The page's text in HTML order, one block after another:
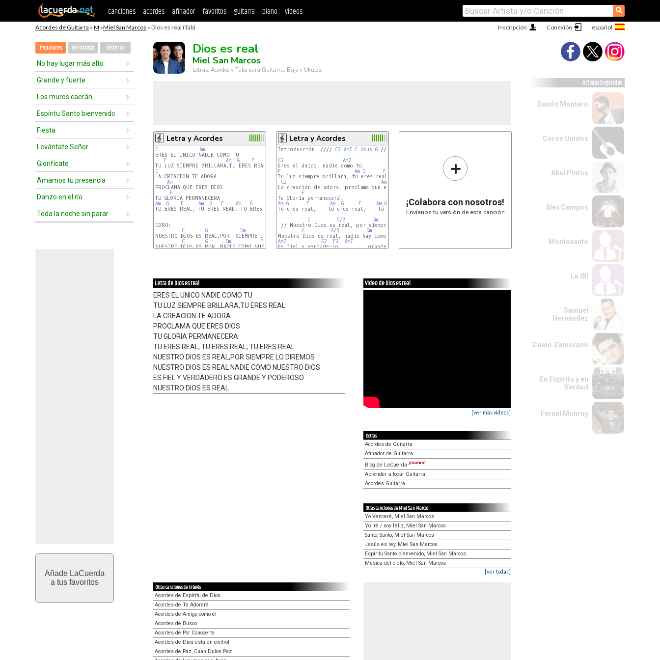
canciones acordes afinador favoritos guitarra piano videos ⚲
Acordes de Guitarra » M »Miel San Marcos » Dios es real (Tab) Conexión
Inscripción
Populares del Artista Historial
No hay lugar más alto
Grande y fuerte
Los muros caerán
Espíritu Santo bienvenido
Fiesta
Levántate Señor
Glorifícate
Amamos tu presencia
Danzo en el río
Toda la noche sin parar
Añade LaCuerda
a tus favoritos
Dios es real
Miel San Marcos
Letras, Acordes y Tabs para Guitarra, Bajo y Ukulele
Letra y Acordes
C
Am
ERES EL UNICO NADIE COMO TU
F
Am G
F
C
Am
PROCLAMA QUE ERES DIOS
F
Am
G F Am G F Am G
TU ERES REAL, TU ERES REAL, TU ERES REAL
CORO:
C
G Dm
NUESTRO DIOS ES REAL,POR  SIEMPRE LO DIREMOS
C
G Dm
F
Letra y Acordes
Introducción: //// C2 Am7 F Gsus G ////
C2
Am7
F
Am G
F
Tu luz siempre brillara, tú eres real
C2
Am7
La creación de adora, proclama que eres Dios
F
Am G F Am G F Am G
F
Tú eres real,    tú eres real,    tú eres real.
C
G/B Dm
// Nuestro Dios es real, por siempre lo diremos
C
G/B Dm
Am7
G2 F2 Am7
+
¡Colabora con nosotros!
Envíanos tu versión de esta canción
Letra de Dios es real
ERES EL UNICO NADIE COMO TU
TU LUZ SIEMPRE BRILLARA,TU ERES REAL
LA CREACION TE ADORA
PROCLAMA QUE ERES DIOS
TU GLORIA PERMANECERA
TU ERES REAL, TU ERES REAL, TU ERES REAL
NUESTRO DIOS ES REAL,POR SIEMPRE LO DIREMOS
NUESTRO DIOS ES REAL NADIE COMO NUESTRO DIOS
ES FIEL Y VERDADERO ES GRANDE Y PODEROSO
NUESTRO DIOS ES REAL
Video de Dios es real
[ver más videos]
Extras
Acordes de Guitarra
Afinador de Guitarra
Blog de LaCuerda ¡nuevo!
Aprender a tocar Guitarra
Acordes Guitarra
Otras canciones de Miel San Marcos
Yo Venceré, Miel San Marcos
Yo iré / soy feliz, Miel San Marcos
Santo, Santo, Miel San Marcos
Jesús es rey, Miel San Marcos
Espíritu Santo bienvenido, Miel San Marcos
Música del cielo, Miel San Marcos
[ver todas]
Otras canciones de interés
Acordes de Espíritu de Dios
Acordes de Te Adoraré
Acordes de Amigo como él
Acordes de Busco
Acordes de Por Conocerte
Acordes de Dios está en control
Acordes de Paz, Cuan Dulce Paz
Artistas Sugeridos
Danilo Montero
Coros Unidos
Abel Pintos
Alex Campos
Montesanto
La IBI
Samuel
Hernandez
Coalo Zamorano
En Espiritu y en
Verdad
Fernel Monroy